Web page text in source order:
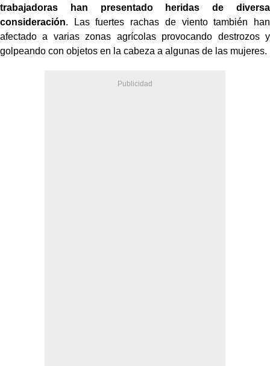
trabajadoras han presentado heridas de diversa
consideración. Las fuertes rachas de viento también han
afectado a varias zonas agrícolas provocando destrozos y
golpeando con objetos en la cabeza a algunas de las mujeres.